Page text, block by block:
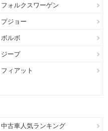
フォルクスワーゲン
プジョー
ボルボ
ジープ
フィアット
中古車人気ランキング